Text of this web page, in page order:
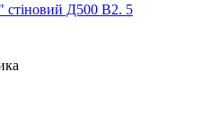
Д500 В2. 5